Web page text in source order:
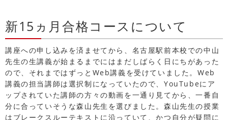
新15ヵ月合格コースについて
講座への申し込みを済ませてから、名古屋駅前本校での中山
先生の生講義が始まるまでにはまだしばらく日にちがあった
ので、それまではずっとWeb講義を受けていました。Web
講義の担当講師は選択制になっていたので、YouTubeにア
ップされていた講師の方々の動画を一通り見てから、一番自
分に合っていそうな森山先生を選びました。森山先生の授業
はブレークスルーテキストに沿っていて、かつ自分が疑問に